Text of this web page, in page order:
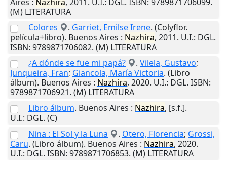
Aires : Nazhira, 2011. U.I.: DGL. ISBN: 9789871706099.
(M) LITERATURA
Colores
. Garriet, Emilse Irene. (Colyflor.
película+libro). Buenos Aires : Nazhira, 2011. U.I.: DGL.
ISBN: 9789871706082. (M) LITERATURA
¿A dónde se fue mi papá?
. Vilela, Gustavo;
Junqueira, Fran; Giancola, María Victoria. (Libro
álbum). Buenos Aires : Nazhira, 2020. U.I.: DGL. ISBN:
9789871706921. (M) LITERATURA
Libro álbum. Buenos Aires : Nazhira, [s.f.].
U.I.: DGL. (C)
Nina : El Sol y la Luna
. Otero, Florencia; Grossi,
Caru. (Libro álbum). Buenos Aires : Nazhira, 2020.
U.I.: DGL. ISBN: 9789871706853. (M) LITERATURA